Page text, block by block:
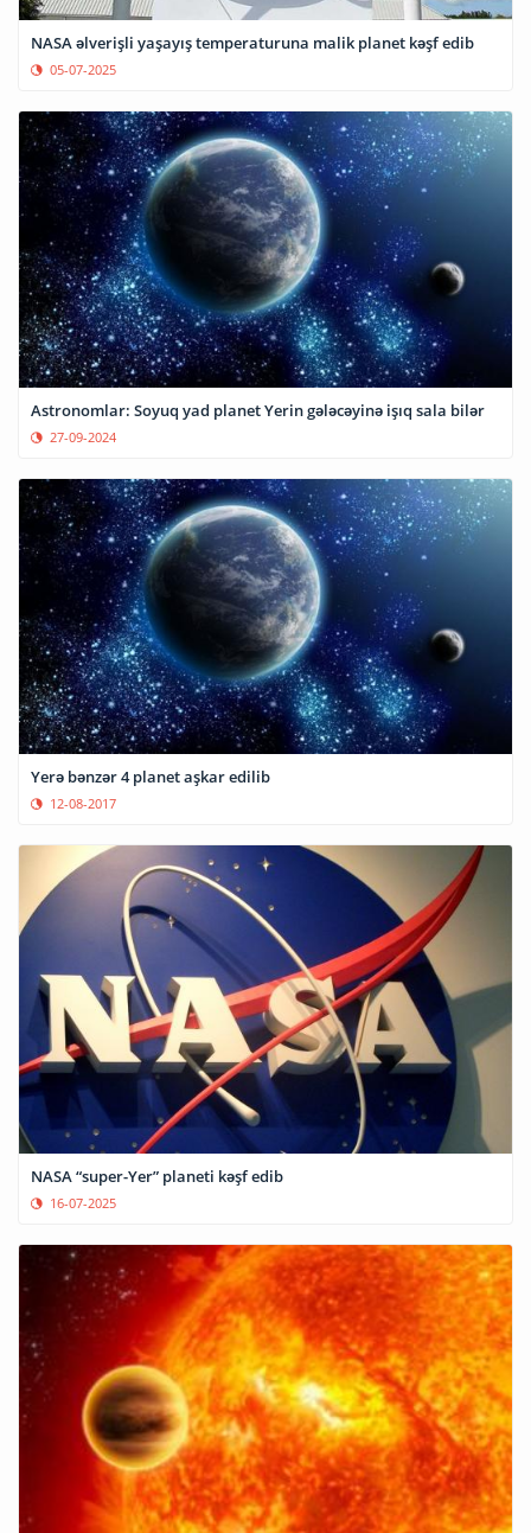
NASA əlverişli yaşayış temperaturuna malik planet kəşf edib
05-07-2025
Astronomlar: Soyuq yad planet Yerin gələcəyinə işıq sala bilər
27-09-2024
Yerə bənzər 4 planet aşkar edilib
12-08-2017
NASA “super-Yer” planeti kəşf edib
16-07-2025